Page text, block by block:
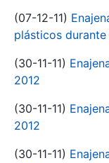
(07-12-11)
plásticos durante
(30-11-11)
2012
(30-11-11)
2012
(30-11-11)